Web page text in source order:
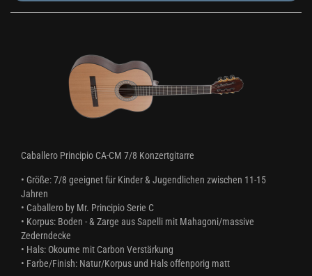
Caballero Principio CA-CM 7/8 Konzertgitarre
• Größe: 7/8 geeignet für Kinder & Jugendlichen zwischen 11-15
Jahren
• Caballero by Mr. Principio Serie C
• Korpus: Boden - & Zarge aus Sapelli mit Mahagoni/massive
Zederndecke
• Hals: Okoume mit Carbon Verstärkung
• Farbe/Finish: Natur/Korpus und Hals offenporig matt